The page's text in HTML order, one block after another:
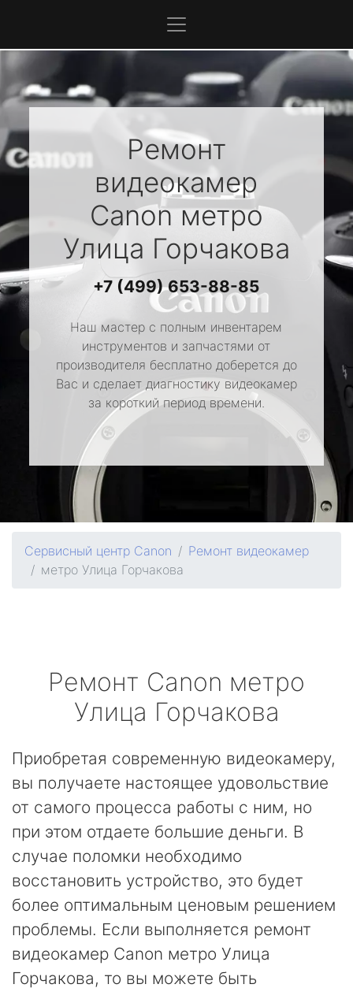
Ремонт
видеокамер
Canonметро
Улица Горчакова
+7 (499) 653-88-85
Наш мастер с полным инвентарем
инструментов и запчастями от
производителя бесплатно доберется до
Вас и сделает диагностику видеокамер
за короткий период времени.
Сервисный центр Canon
Ремонт видеокамер
метро Улица Горчакова
Ремонт Canon метро
Улица Горчакова
Приобретая современную видеокамеру,
вы получаете настоящее удовольствие
от самого процесса работы с ним, но
при этом отдаете большие деньги. В
случае поломки необходимо
восстановить устройство, это будет
более оптимальным ценовым решением
проблемы. Если выполняется ремонт
видеокамер Canon метро Улица
Горчакова, то вы можете быть